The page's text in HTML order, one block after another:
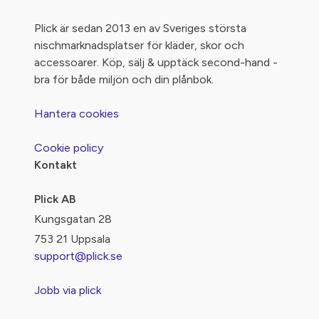
Plick är sedan 2013 en av Sveriges största
nischmarknadsplatser för kläder, skor och
accessoarer. Köp, sälj & upptäck second-hand -
bra för både miljön och din plånbok.
Hantera cookies
Cookie policy
Kontakt
Plick AB
Kungsgatan 28
753 21 Uppsala
support@plick.se
Jobb via plick